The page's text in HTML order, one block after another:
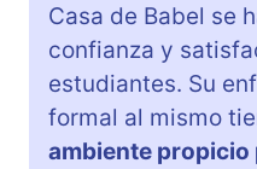
Casa de Babel se
confianza y
estudiantes. Su
formal al mismo
ambiente propicio